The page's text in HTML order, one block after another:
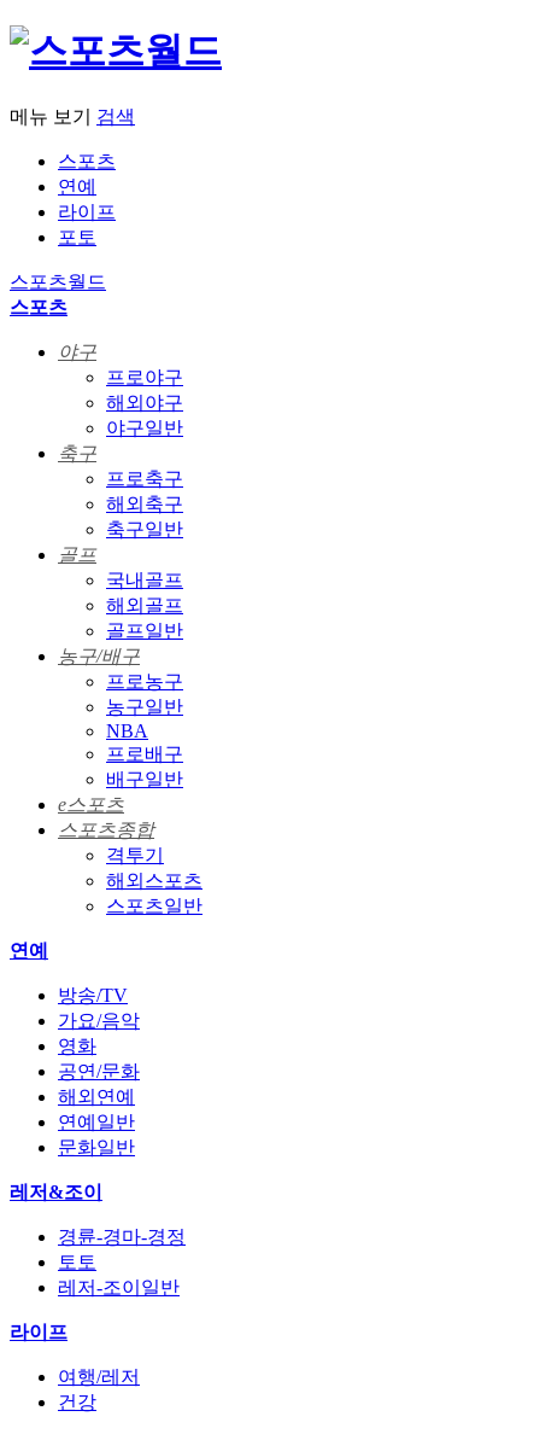
메뉴 보기 검색
스포츠
연예
라이프
포토
스포츠월드
스포츠
야구
프로야구
해외야구
야구일반
축구
프로축구
해외축구
축구일반
골프
국내골프
해외골프
골프일반
농구/배구
프로농구
농구일반
NBA
프로배구
배구일반
e스포츠
스포츠종합
격투기
해외스포츠
스포츠일반
연예
방송/TV
가요/음악
영화
공연/문화
해외연예
연예일반
문화일반
레저&조이
경륜-경마-경정
토토
레저-조이일반
라이프
여행/레저
건강